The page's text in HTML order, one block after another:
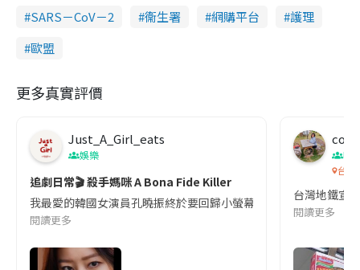
SARS－CoV－2
衞生署 網購平台
護理
歐盟
更多真實評價
Just_A_Girl_eats
娛樂
追劇日常🎬 殺手媽咪 A Bona Fide Killer
我最愛的韓國女演員孔曉振終於要回歸小螢幕啦!這次的劇本改編
閱讀更多
co
吹
台灣
台灣地鐵宣
閱讀更多